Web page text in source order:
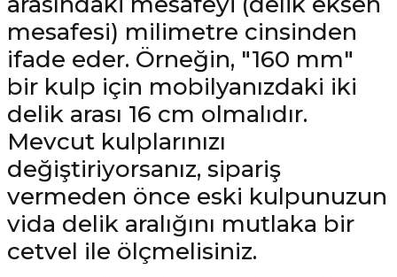
mesafesi) milimetre cinsinden
ifade eder. Örneğin, "160 mm"
bir kulp için mobilyanızdaki iki
delik arası 16 cm olmalıdır.
Mevcut kulplarınızı
değiştiriyorsanız, sipariş
vermeden önce eski kulpunuzun
vida delik aralığını mutlaka bir
cetvel ile ölçmelisiniz.